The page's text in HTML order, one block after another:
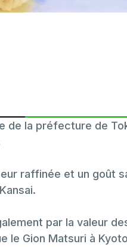
de la préfecture de
raffinée et un goût
par la valeur
Gion Matsuri à